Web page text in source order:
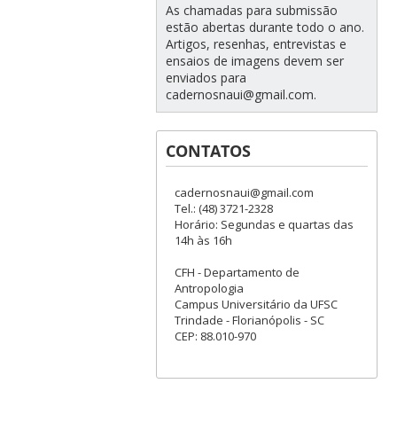
As chamadas para submissão
estão abertas durante todo o ano.
Artigos, resenhas, entrevistas e
ensaios de imagens devem ser
enviados para
cadernosnaui@gmail.com.
CONTATOS
cadernosnaui@gmail.com
Tel.: (48) 3721-2328
Horário: Segundas e quartas das
14h às 16h
CFH - Departamento de
Antropologia
Campus Universitário da UFSC
Trindade - Florianópolis - SC
CEP: 88.010-970